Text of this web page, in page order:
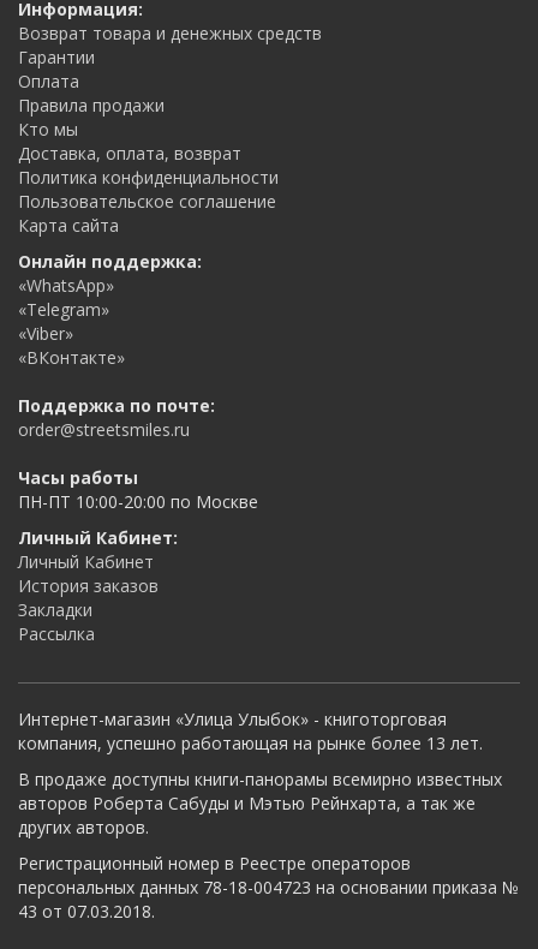
Информация:
Возврат товара и денежных средств
Гарантии
Оплата
Правила продажи
Кто мы
Доставка, оплата, возврат
Политика конфиденциальности
Пользовательское соглашение
Карта сайта
Онлайн поддержка:
«WhatsApp»
«Telegram»
«Viber»
«ВКонтакте»
Поддержка по почте:
order@streetsmiles.ru
Часы работы
ПН-ПТ 10:00-20:00 по Москве
Личный Кабинет:
Личный Кабинет
История заказов
Закладки
Рассылка
Интернет-магазин «Улица Улыбок» - книготорговая
компания, успешно работающая на рынке более 13 лет.
В продаже доступны книги-панорамы всемирно известных
авторов Роберта Сабуды и Мэтью Рейнхарта, а так же
других авторов.
Регистрационный номер в Реестре операторов
персональных данных 78-18-004723 на основании приказа №
43 от 07.03.2018.